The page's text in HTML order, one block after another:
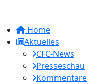
Home
Aktuelles
CFC-News
Presseschau
Kommentare